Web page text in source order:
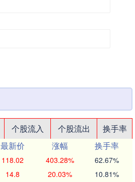
个股流入 个股流出
换手率
最新价 涨幅
换手率
118.02 403.28% 62.67%
14.8 20.03% 10.81%